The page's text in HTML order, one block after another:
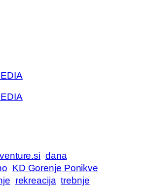
dana
KD Gorenje Ponikve
rekreacija trebnje